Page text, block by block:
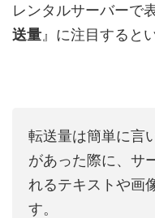
レンタルサーバーで
送量 』に注目すると
転送量は簡単に言
があった際に、サ
れるテキストや画
す。